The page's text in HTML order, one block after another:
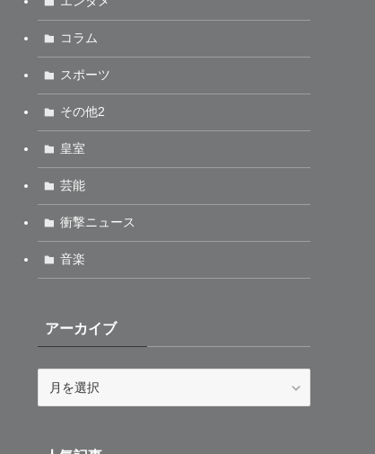
コラム
スポーツ
その他2
皇室
芸能
衝撃ニュース
音楽
アーカイブ